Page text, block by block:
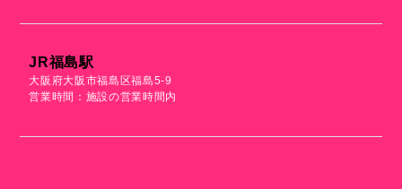
JR福島駅
大阪府大阪市福島区福島5-9
営業時間：施設の営業時間内